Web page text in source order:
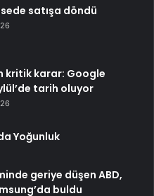
satışa döndü
kritik karar: Google
tarih oluyor
Yoğunluk
geriye düşen ABD,
buldu